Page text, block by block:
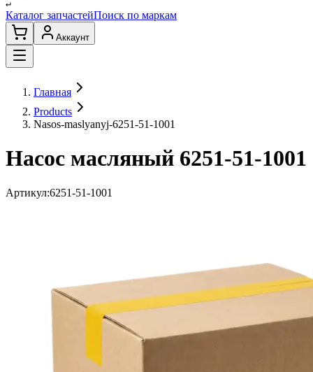
↵
Каталог запчастейПоиск по маркам
Аккаунт
Главная
Products
Nasos-maslyanyj-6251-51-1001
Насос масляный 6251-51-1001
Артикул:6251-51-1001